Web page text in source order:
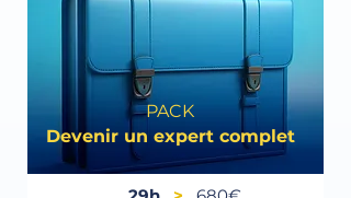
PACK
Devenir un expert complet